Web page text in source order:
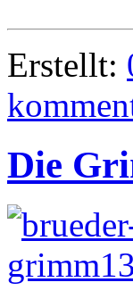
Erstellt:
Die